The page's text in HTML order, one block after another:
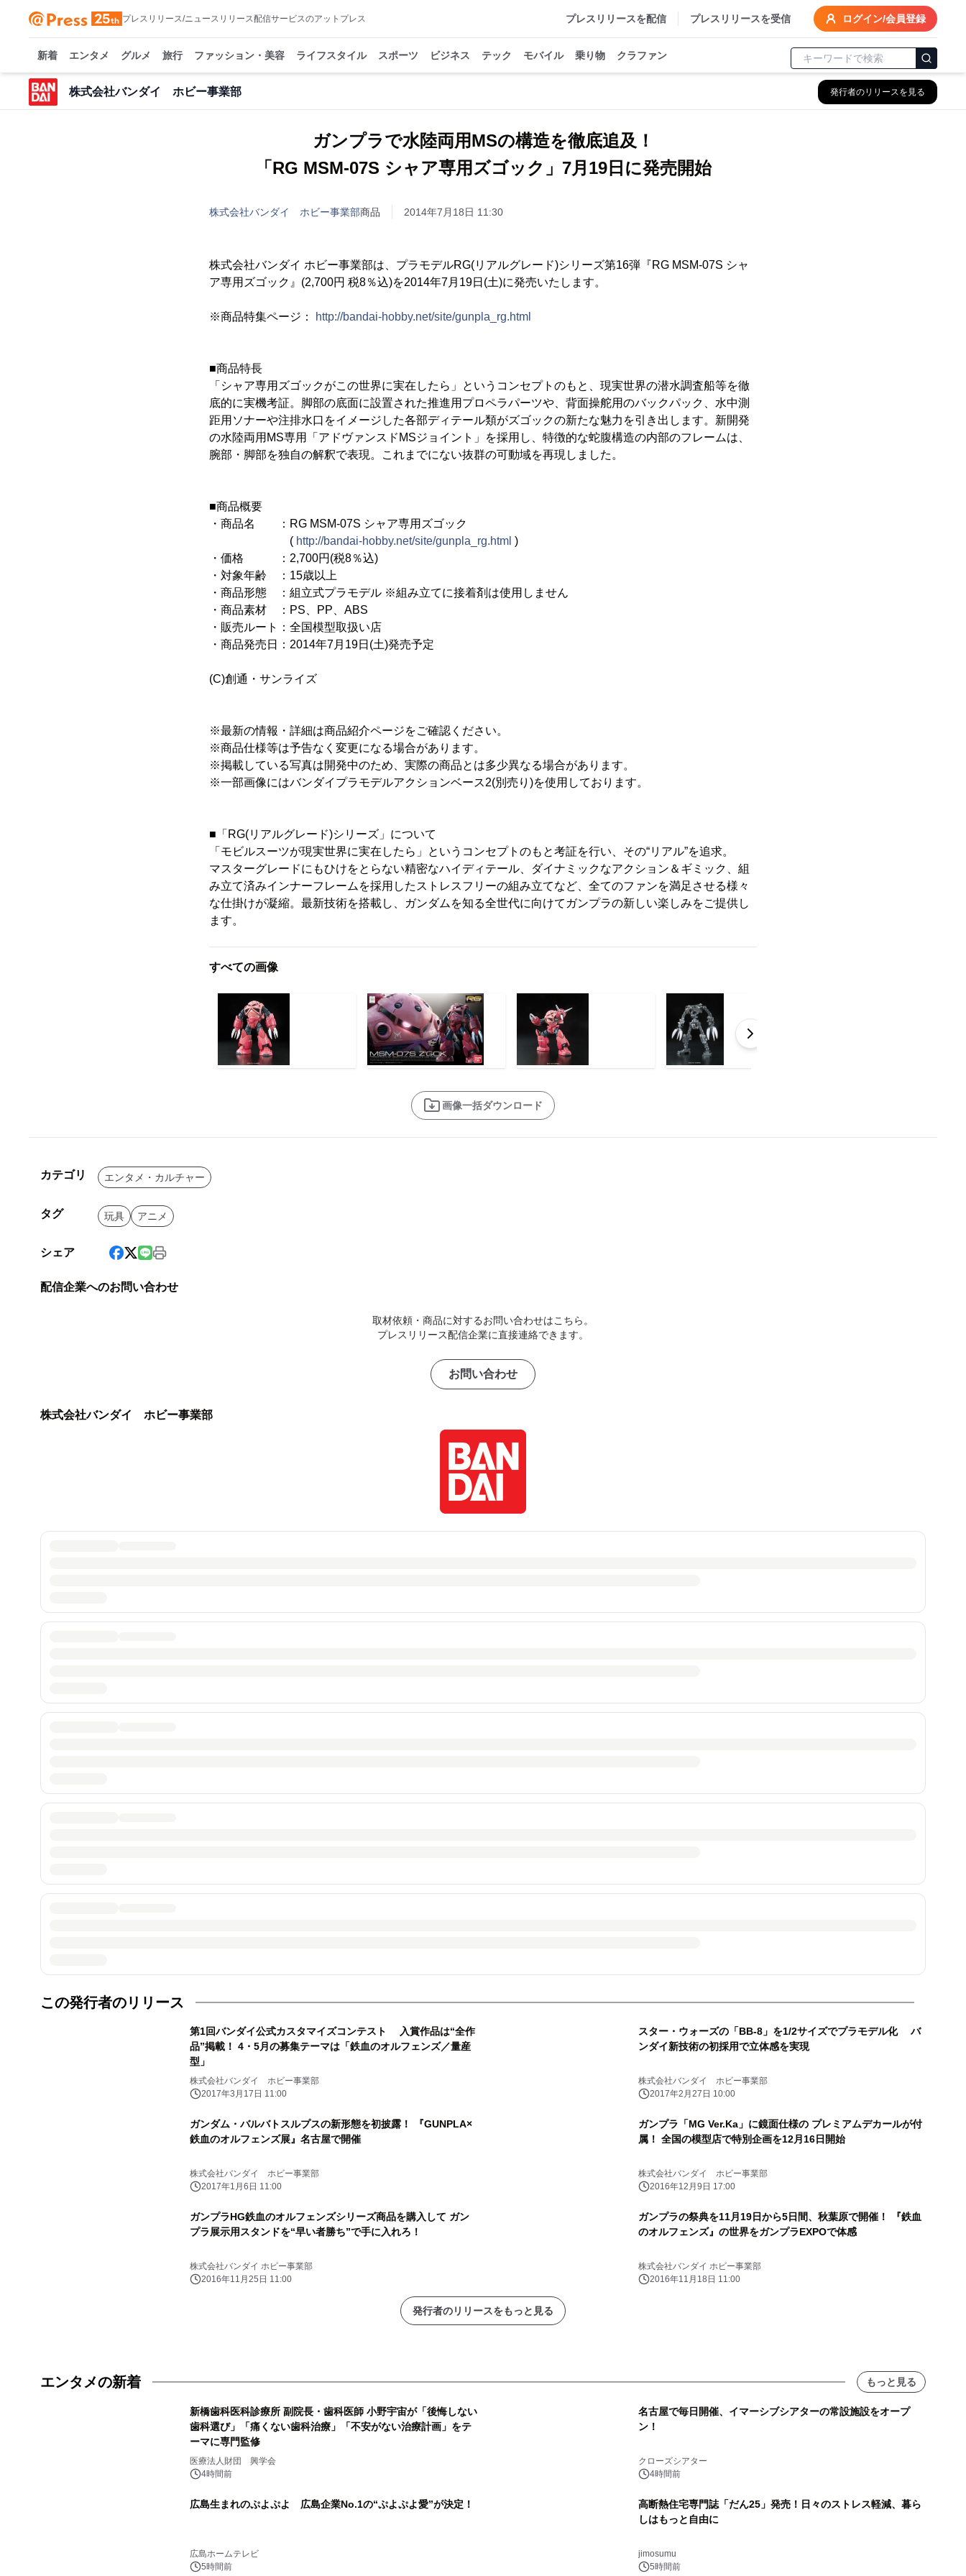
プレスリリース/ニュースリリース配信サービスのアットプレス プレスリリースを配信 プレスリリースを受信 ログイン/会員登録
新着 エンタメ グルメ 旅行 ファッション・美容 ライフスタイル スポーツ ビジネス テック モバイル 乗り物 クラファン
株式会社バンダイ ホビー事業部 発行者のリリースを見る
ガンプラで水陸両用MSの構造を徹底追及！
「RG MSM-07S シャア専用ズゴック」7月19日に発売開始
株式会社バンダイ ホビー事業部商品 2014年7月18日 11:30
株式会社バンダイ ホビー事業部は、プラモデルRG(リアルグレード)シリーズ第16弾『RG MSM-07S シャ
ア専用ズゴック』(2,700円 税8％込)を2014年7月19日(土)に発売いたします。
※商品特集ページ： http://bandai-hobby.net/site/gunpla_rg.html
■商品特長
「シャア専用ズゴックがこの世界に実在したら」というコンセプトのもと、現実世界の潜水調査船等を徹
底的に実機考証。脚部の底面に設置された推進用プロペラパーツや、背面操舵用のバックパック、水中測
距用ソナーや注排水口をイメージした各部ディテール類がズゴックの新たな魅力を引き出します。新開発
の水陸両用MS専用「アドヴァンスドMSジョイント」を採用し、特徴的な蛇腹構造の内部のフレームは、
腕部・脚部を独自の解釈で表現。これまでにない抜群の可動域を再現しました。
■商品概要
・商品名 ：RG MSM-07S シャア専用ズゴック
( http://bandai-hobby.net/site/gunpla_rg.html )
・価格 ：2,700円(税8％込)
・対象年齢 ：15歳以上
・商品形態 ：組立式プラモデル ※組み立てに接着剤は使用しません
・商品素材 ：PS、PP、ABS
・販売ルート：全国模型取扱い店
・商品発売日：2014年7月19日(土)発売予定
(C)創通・サンライズ
※最新の情報・詳細は商品紹介ページをご確認ください。
※商品仕様等は予告なく変更になる場合があります。
※掲載している写真は開発中のため、実際の商品とは多少異なる場合があります。
※一部画像にはバンダイプラモデルアクションベース2(別売り)を使用しております。
■「RG(リアルグレード)シリーズ」について
「モビルスーツが現実世界に実在したら」というコンセプトのもと考証を行い、その“リアル”を追求。
マスターグレードにもひけをとらない精密なハイディテール、ダイナミックなアクション＆ギミック、組
み立て済みインナーフレームを採用したストレスフリーの組み立てなど、全てのファンを満足させる様々
な仕掛けが凝縮。最新技術を搭載し、ガンダムを知る全世代に向けてガンプラの新しい楽しみをご提供し
ます。
すべての画像
画像一括ダウンロード
カテゴリ エンタメ・カルチャー
タグ 玩具 アニメ
シェア
配信企業へのお問い合わせ
取材依頼・商品に対するお問い合わせはこちら。
プレスリリース配信企業に直接連絡できます。
お問い合わせ
株式会社バンダイ ホビー事業部
この発行者のリリース
第1回バンダイ公式カスタマイズコンテスト 入賞作品は“全作
品”掲載！ 4・5月の募集テーマは「鉄血のオルフェンズ／量産
型」
株式会社バンダイ ホビー事業部
2017年3月17日 11:00
スター・ウォーズの「BB-8」を1/2サイズでプラモデル化 バ
ンダイ新技術の初採用で立体感を実現
株式会社バンダイ ホビー事業部
2017年2月27日 10:00
ガンダム・バルバトスルプスの新形態を初披露！ 『GUNPLA×
鉄血のオルフェンズ展』名古屋で開催
株式会社バンダイ ホビー事業部
2017年1月6日 11:00
ガンプラ「MG Ver.Ka」に鏡面仕様の プレミアムデカールが付
属！ 全国の模型店で特別企画を12月16日開始
株式会社バンダイ ホビー事業部
2016年12月9日 17:00
ガンプラHG鉄血のオルフェンズシリーズ商品を購入して ガン
プラ展示用スタンドを“早い者勝ち”で手に入れろ！
株式会社バンダイ ホビー事業部
2016年11月25日 11:00
ガンプラの祭典を11月19日から5日間、秋葉原で開催！ 『鉄血
のオルフェンズ』の世界をガンプラEXPOで体感
株式会社バンダイ ホビー事業部
2016年11月18日 11:00
発行者のリリースをもっと見る
エンタメの新着 もっと見る
新橋歯科医科診療所 副院長・歯科医師 小野宇宙が「後悔しない
歯科選び」「痛くない歯科治療」「不安がない治療計画」をテ
ーマに専門監修
医療法人財団 興学会
4時間前
名古屋で毎日開催、イマーシブシアターの常設施設をオープ
ン！
クローズシアター
4時間前
広島生まれのぷよぷよ 広島企業No.1の“ぷよぷよ愛”が決定！
広島ホームテレビ
5時間前
高断熱住宅専門誌「だん25」発売！日々のストレス軽減、暮ら
しはもっと自由に
jimosumu
5時間前